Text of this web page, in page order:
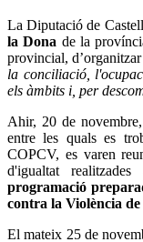
La Diputació de
la Dona de la
provincial,
la conciliació,
els àmbits i, per
Ahir, 20 de
entre les quals es
COPCV, es varen
d'igualtat
programació
contra la Violència de
El mateix 25 de